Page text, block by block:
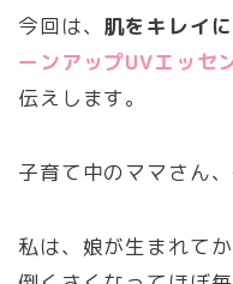
今回は、 肌をキレイ
ーンアップUVエッセ
伝えします。
子育て中のママさん
私は、娘が生まれて